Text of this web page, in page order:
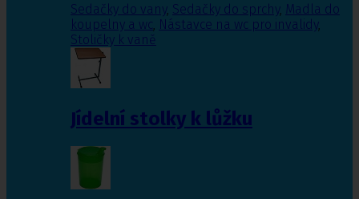
Sedačky do vany, Sedačky do sprchy, Madla do
koupelny a wc, Nástavce na wc pro invalidy,
Stoličky k vaně
Jídelní stolky k lůžku